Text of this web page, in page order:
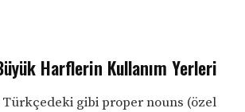
Harflerin Kullanım Yerleri
gibi proper nouns (özel